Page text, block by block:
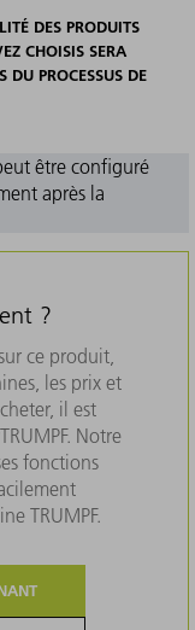
DES PRODUITS
CHOISIS SERA
DU PROCESSUS DE
être configuré
après la
?
ce produit,
les prix et
il est
Notre
fonctions
TRUMPF.